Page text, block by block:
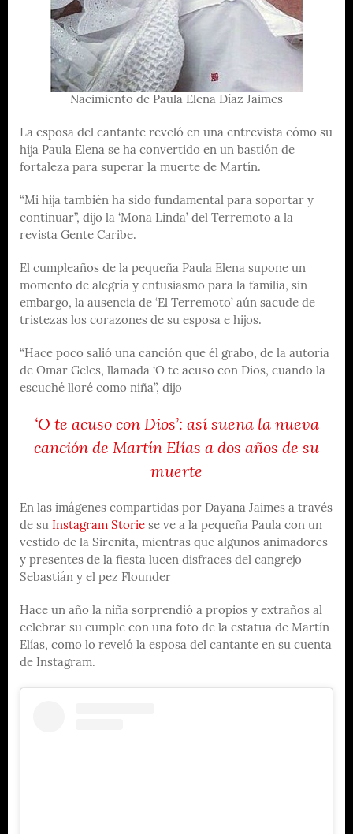
Nacimiento de Paula Elena Díaz Jaimes
La esposa del cantante reveló en una entrevista cómo su
hija Paula Elena se ha convertido en un bastión de
fortaleza para superar la muerte de Martín.
“Mi hija también ha sido fundamental para soportar y
continuar”, dijo la ‘Mona Linda’ del Terremoto a la
revista Gente Caribe.
El cumpleaños de la pequeña Paula Elena supone un
momento de alegría y entusiasmo para la familia, sin
embargo, la ausencia de ‘El Terremoto’ aún sacude de
tristezas los corazones de su esposa e hijos.
“Hace poco salió una canción que él grabo, de la autoría
de Omar Geles, llamada ‘O te acuso con Dios, cuando la
escuché lloré como niña”, dijo
‘O te acuso con Dios’: así suena la nueva
canción de Martín Elías a dos años de su
muerte
En las imágenes compartidas por Dayana Jaimes a través
de su Instagram Storie se ve a la pequeña Paula con un
vestido de la Sirenita, mientras que algunos animadores
y presentes de la fiesta lucen disfraces del cangrejo
Sebastián y el pez Flounder
Hace un año la niña sorprendió a propios y extraños al
celebrar su cumple con una foto de la estatua de Martín
Elías, como lo reveló la esposa del cantante en su cuenta
de Instagram.